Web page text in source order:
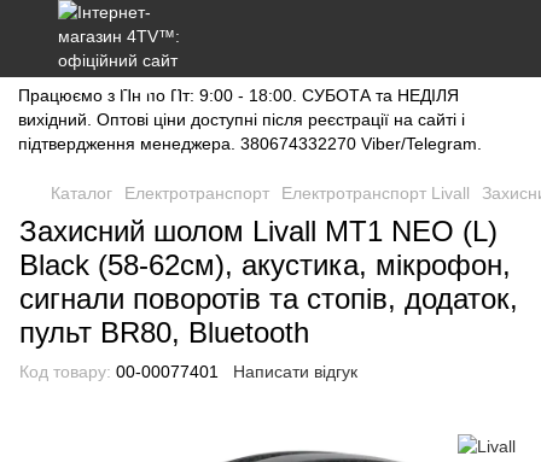
Працюємо з Пн по Пт: 9:00 - 18:00. СУБОТА та НЕДІЛЯ
вихідний. Оптові ціни доступні після реєстрації на сайті і
підтвердження менеджера. 380674332270 Viber/Telegram.
Каталог Електротранспорт Електротранспорт Livall
Захисний шолом Livall MT1 NEO (L)
Black (58-62см), акустика, мікрофон,
сигнали поворотів та стопів, додаток,
пульт BR80, Bluetooth
Код товару: 00-00077401 Написати відгук